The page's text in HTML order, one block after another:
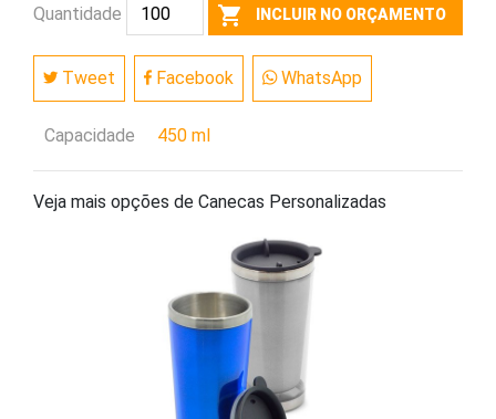
Quantidade shopping_cart INCLUIR NO ORÇAMENTO
Tweet Facebook WhatsApp
Capacidade 450 ml
Veja mais opções de Canecas Personalizadas